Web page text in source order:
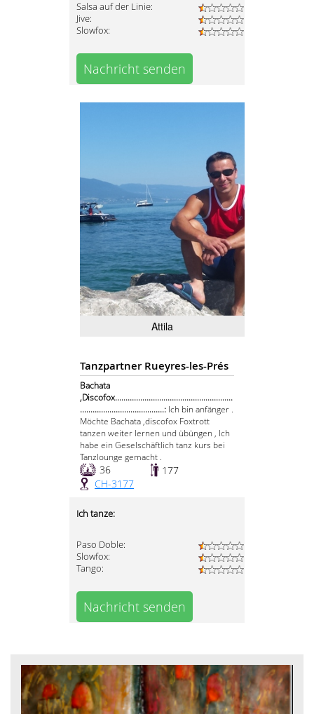
Salsa auf der Linie:
Jive:
Slowfox:
Nachricht senden
Attila
Tanzpartner Rueyres-les-Prés
Bachata
,Discofox........................................................
........................................: Ich bin anfänger .
Möchte Bachata ,discofox Foxtrott
tanzen weiter lernen und übüngen , Ich
habe ein Geselschäftlich tanz kurs bei
Tanzlounge gemacht .
36
177
CH-3177
Ich tanze:
Paso Doble:
Slowfox:
Tango:
Nachricht senden